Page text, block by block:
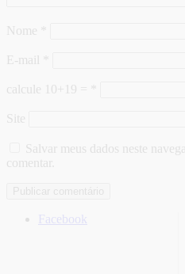
Nome
E-mail
calcule 10+19 =
Site
Salvar meus dados neste
comentar.
Facebook